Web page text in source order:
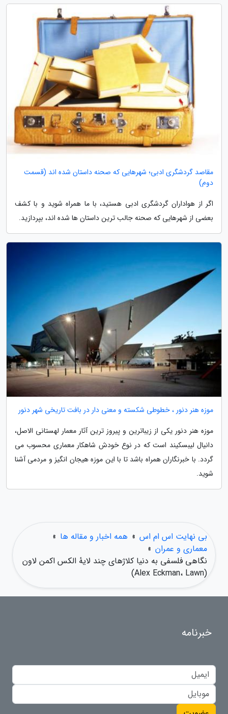
مقاصد گردشگری ادبی؛ شهرهایی که صحنه داستان شده اند (قسمت
دوم)
اگر از هواداران گردشگری ادبی هستید، با ما همراه شوید و با کشف
بعضی از شهرهایی که صحنه جالب ترین داستان ها شده اند، بپردازید.
موزه هنر دنور ، خطوطی شکسته و معنی دار در بافت تاریخی شهر دنور
موزه هنر دنور یکی از زیباترین و پیروز ترین آثار معمار لهستانی الاصل،
دانیال لیبسکیند است که در نوع خودش شاهکار معماری محسوب می
گردد. با خبرنگاران همراه باشد تا با این موزه هیجان انگیز و مردمی آشنا
شوید.
بی نهایت اس ام اس » همه اخبار و مقاله ها »
معماری و عمران »
نگاهی فلسفی به دنیا کلاژهای چند لایهٔ الکس اکمن لاون
(Alex Eckman، Lawn)
خبرنامه